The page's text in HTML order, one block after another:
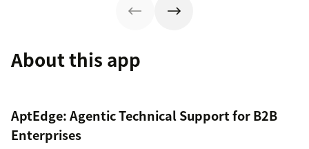
About this app
AptEdge: Agentic Technical Support for B2B
Enterprises